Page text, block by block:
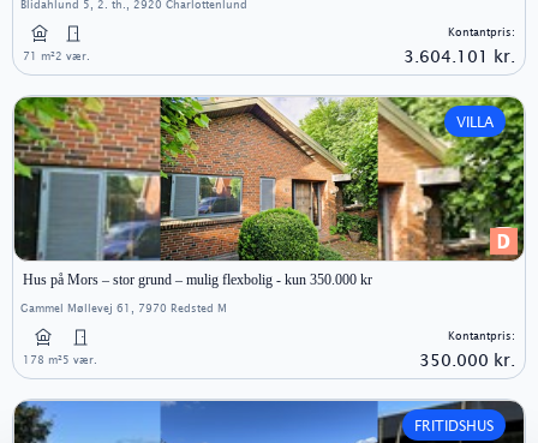
Blidahlund 5, 2. th., 2920 Charlottenlund
71 m²2 vær.
Kontantpris:
3.604.101 kr.
Hus på Mors – stor grund – mulig flexbolig - kun 350.000 kr
Gammel Møllevej 61, 7970 Redsted M
178 m²5 vær.
Kontantpris:
350.000 kr.
VILLA
FRITIDSHUS